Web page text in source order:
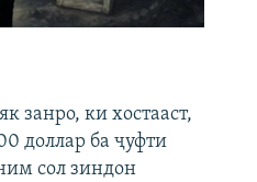
занро, ки хостааст,
доллар ба ҷуфти
сол зиндон